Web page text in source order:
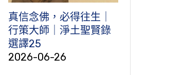
真信念佛，必得往生｜
行策大師｜淨土聖賢錄
選譯25
2026-06-26